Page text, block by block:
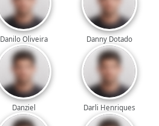
Danilo Oliveira Danny Dotado
Danziel Darli Henriques